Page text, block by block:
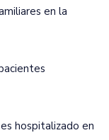
en la
hospitalizado en